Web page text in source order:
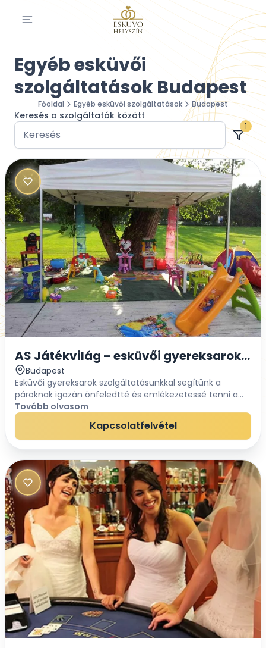
Egyéb esküvői
szolgáltatások Budapest
Főoldal Egyéb esküvői szolgáltatások Budapest
Keresés a szolgáltatók között
1
AS Játékvilág – esküvői gyereksarok,
Budapest
Esküvői gyereksarok szolgáltatásunkkal segítünk a
pároknak igazán önfeledtté és emlékezetessé tenni a
Nagy Napot. Minőségi, kedves és népszerű játékainkkal,
valamint szakképzett animátoraink segítségé...
Tovább olvasom
Kapcsolatfelvétel